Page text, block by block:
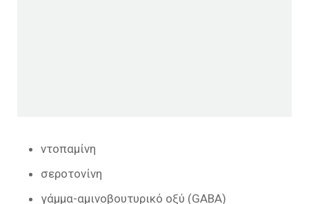
ντοπαμίνη
σεροτονίνη
γάμμα-αμινοβουτυρικό οξύ (GABA)